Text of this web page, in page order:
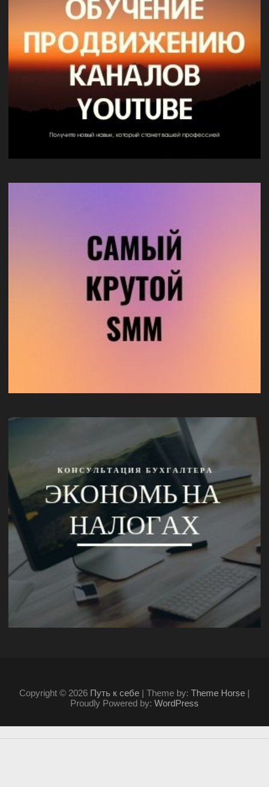
Copyright © 2026 Путь к себе | Theme by: Theme Horse |
Proudly Powered by: WordPress